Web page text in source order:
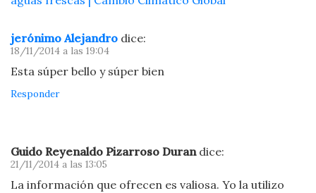
jerónimo Alejandro dice:
18/11/2014 a las 19:04
Esta súper bello y súper bien
Responder
Guido Reyenaldo Pizarroso Duran dice:
21/11/2014 a las 13:05
La información que ofrecen es valiosa. Yo la utilizo